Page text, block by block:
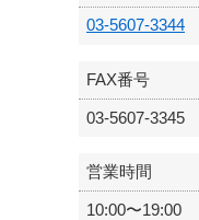
03-5607-3344
FAX番号
03-5607-3345
営業時間
10:00〜19:00